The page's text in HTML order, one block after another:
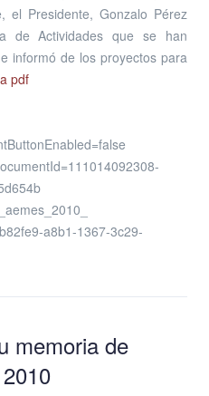
el Presidente, Gonzalo Pérez
de Actividades que se han
informó de los proyectos para
pdf
a8b1-1367-3c29-
memoria de